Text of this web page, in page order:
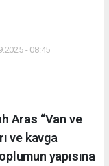
- 08:45
Aras “Van ve
ve kavga
yapısına